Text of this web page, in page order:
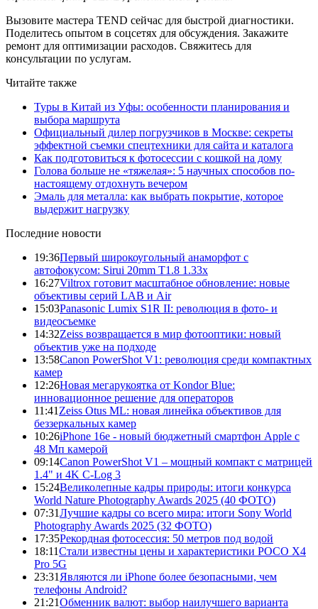
Вызовите мастера TEND сейчас для быстрой диагностики.
Поделитесь опытом в соцсетях для обсуждения. Закажите
ремонт для оптимизации расходов. Свяжитесь для
консультации по услугам.
Читайте также
Туры в Китай из Уфы: особенности планирования и
выбора маршрута
Официальный дилер погрузчиков в Москве: секреты
эффектной съемки спецтехники для сайта и каталога
Как подготовиться к фотосессии с кошкой на дому
Голова больше не «тяжелая»: 5 научных способов по-
настоящему отдохнуть вечером
Эмаль для металла: как выбрать покрытие, которое
выдержит нагрузку
Последние новости
19:36Первый широкоугольный анаморфот с
автофокусом: Sirui 20mm T1.8 1.33x
16:27Viltrox готовит масштабное обновление: новые
объективы серий LAB и Air
15:03Panasonic Lumix S1R II: революция в фото- и
видеосъемке
14:32Zeiss возвращается в мир фотооптики: новый
объектив уже на подходе
13:58Canon PowerShot V1: революция среди компактных
камер
12:26Новая мегарукоятка от Kondor Blue:
инновационное решение для операторов
11:41 Zeiss Otus ML: новая линейка объективов для
беззеркальных камер
10:26iPhone 16e - новый бюджетный смартфон Apple с
48 Мп камерой
09:14Canon PowerShot V1 – мощный компакт с матрицей
1.4" и 4K C-Log 3
15:24Великолепные кадры природы: итоги конкурса
World Nature Photography Awards 2025 (40 ФОТО)
07:31Лучшие кадры со всего мира: итоги Sony World
Photography Awards 2025 (32 ФОТО)
17:35Рекордная фотосессия: 50 метров под водой
18:11Стали известны цены и характеристики POCO X4
Pro 5G
23:31 Являются ли iPhone более безопасными, чем
телефоны Android?
21:21Обменник валют: выбор наилучшего варианта